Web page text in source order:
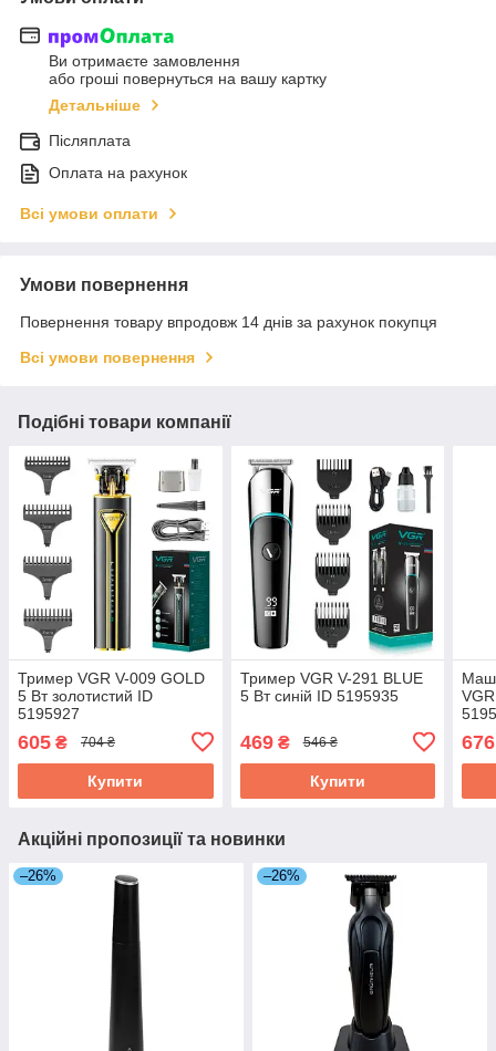
Ви отримаєте замовлення
або гроші повернуться на вашу картку
Детальніше
Післяплата
Оплата на рахунок
Всі умови оплати
Умови повернення
Повернення товару впродовж 14 днів за рахунок покупця
Всі умови повернення
Подібні товари компанії
Тример VGR V-009 GOLD
5 Вт золотистий ID
5195927
605 ₴ 704 ₴
Купити
Тример VGR V-291 BLUE
5 Вт синій ID 5195935
469₴ 546 ₴
Купити
676
Акційні пропозиції та новинки
–26% –26%